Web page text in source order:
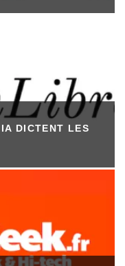
DICTENT LES